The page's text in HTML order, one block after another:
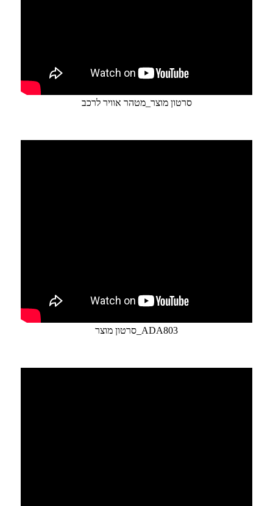
סרטון מוצר_מטהר אוויר לרכב
סרטון מוצר_ADA803